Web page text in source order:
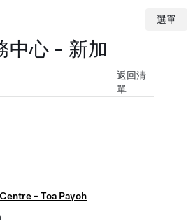
選單
中心 - 新加
返回清
單
- Toa Payoh